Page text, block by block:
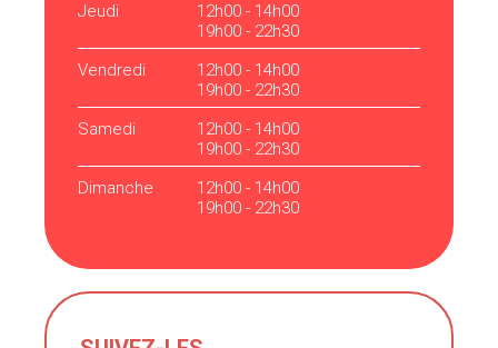
Jeudi
12h00 - 14h00
19h00 - 22h30
Vendredi
12h00 - 14h00
19h00 - 22h30
Samedi
12h00 - 14h00
19h00 - 22h30
Dimanche
12h00 - 14h00
19h00 - 22h30